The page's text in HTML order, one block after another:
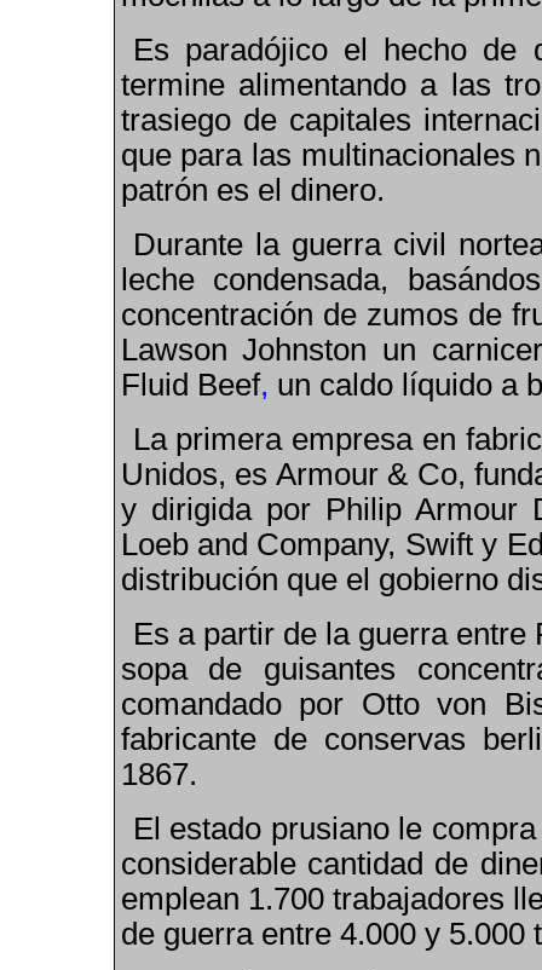
Es paradójico el hecho de
termine alimentando a las
trasiego de capitales
que para las multinacionales
patrón es el dinero.
Durante la guerra civil
leche condensada,
concentración de zumos de
Lawson Johnston un
Fluid Beef, un caldo líquido a
La primera empresa en
Unidos, es Armour & Co,
y dirigida por Philip Armour
Loeb and Company, Swift y
distribución que el gobierno
Es a partir de la guerra
sopa de guisantes
comandado por Otto von
fabricante de conservas
1867.
El estado prusiano le
considerable cantidad de
emplean 1.700 trabajadores
de guerra entre 4.000 y 5.000